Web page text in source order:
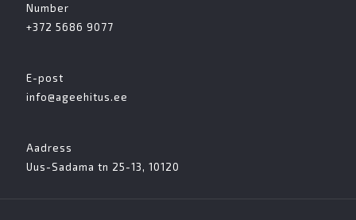
Number
+372 5686 9077
E-post
info@ageehitus.ee
Aadress
Uus-Sadama tn 25-13, 10120